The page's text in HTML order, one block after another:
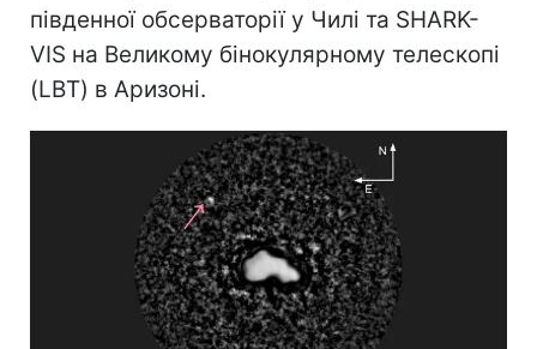
південної обсерваторії у Чилі та SHARK-
VIS на Великому бінокулярному телескопі
(LBT) в Аризоні.